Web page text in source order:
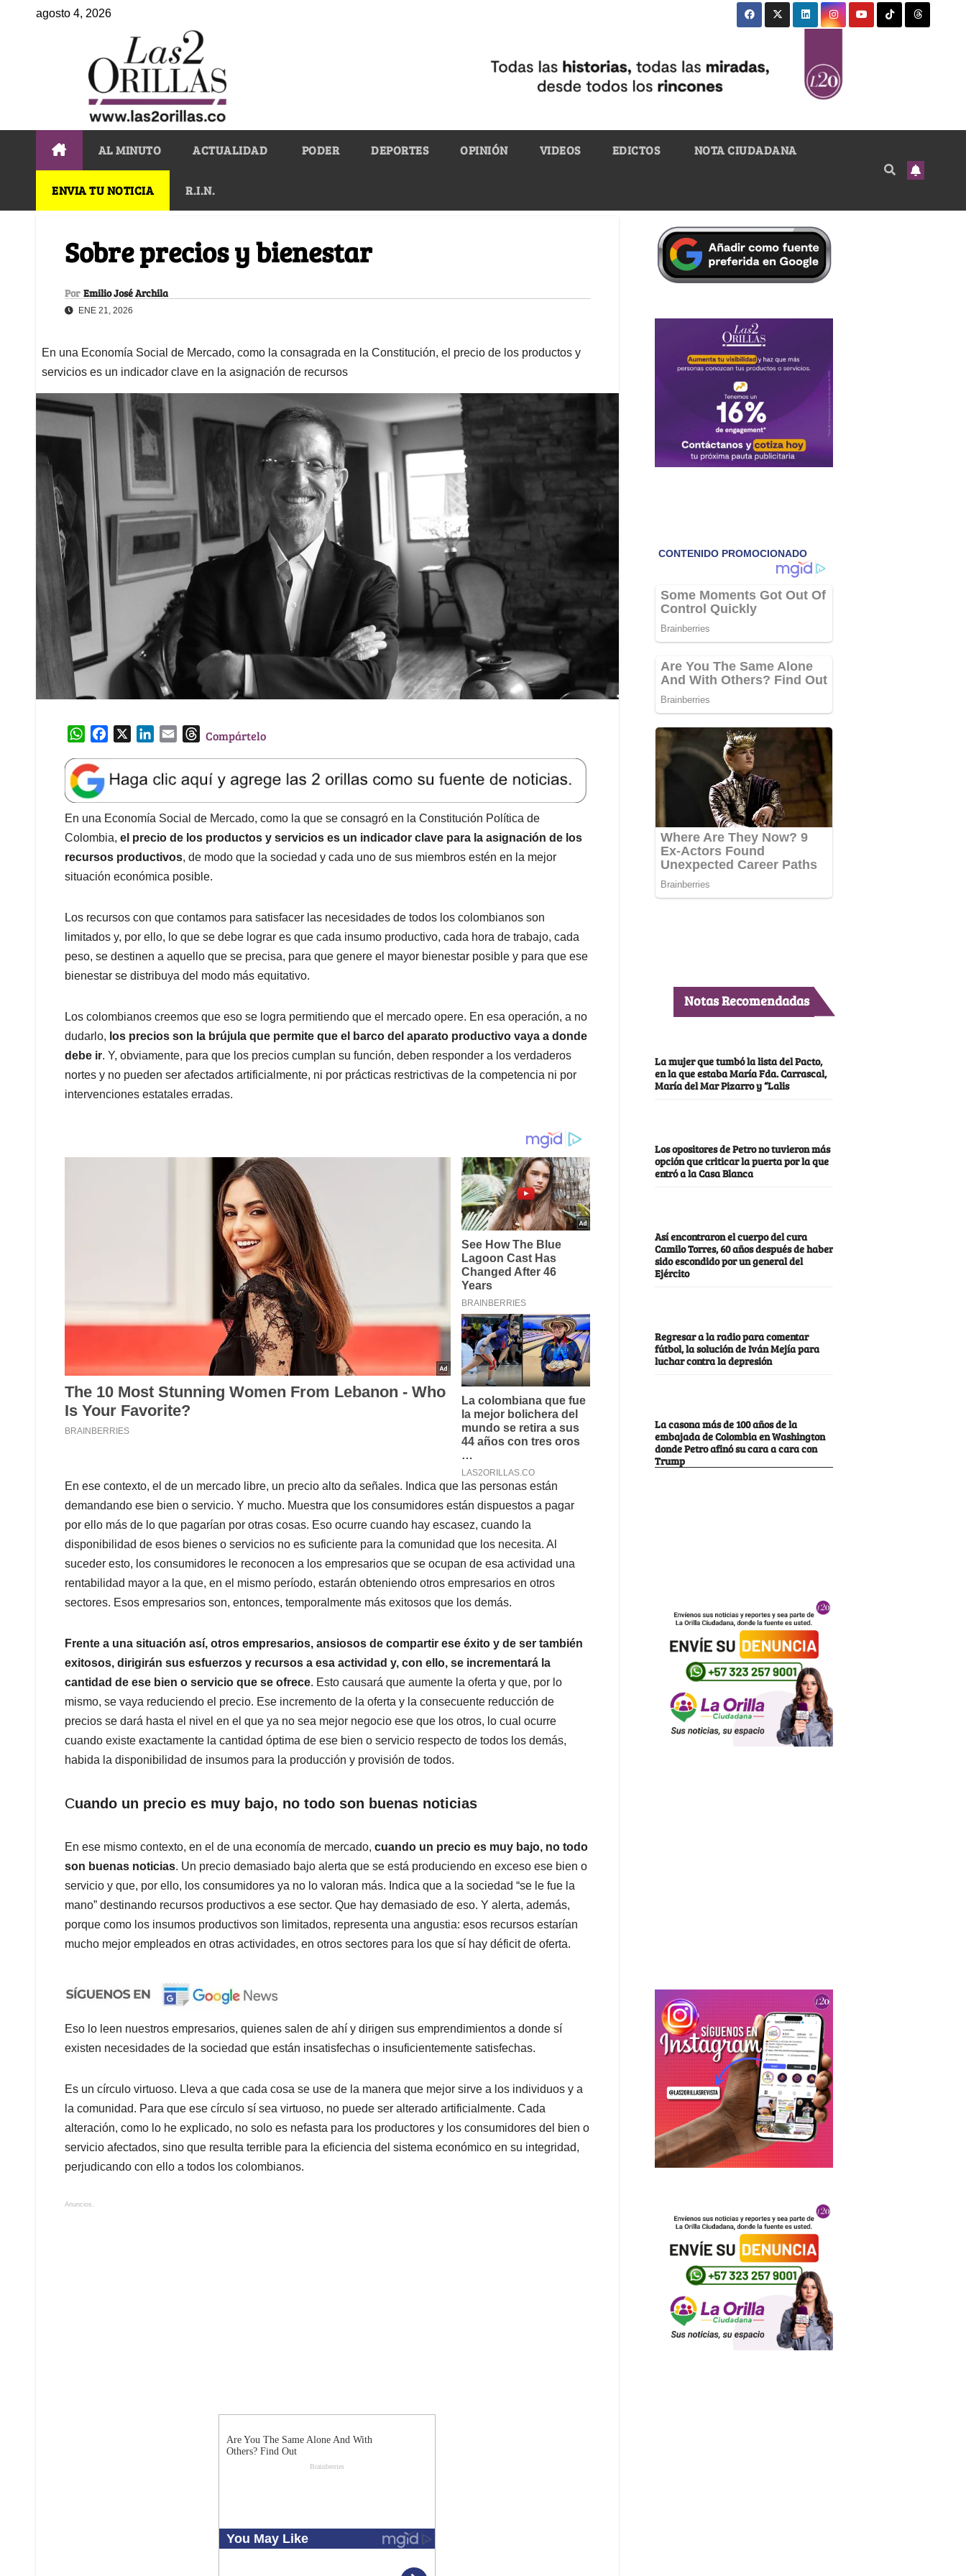
agosto 4, 2026
AL MINUTO ACTUALIDAD PODER DEPORTES OPINIÓN VIDEOS EDICTOS NOTA CIUDADANA
ENVIA TU NOTICIA R.I.N.
Sobre precios y bienestar
Por Emilio José Archila
ENE 21, 2026
En una Economía Social de Mercado, como la consagrada en la Constitución, el precio de los productos y
servicios es un indicador clave en la asignación de recursos
W
a
t
s
A
p
p
e
b
o
o
k
k
e
d
I
n
l
T
e
a
d
s
Compártelo
En una Economía Social de Mercado, como la que se consagró en la Constitución Política de
Colombia, el precio de los productos y servicios es un indicador clave para la asignación de los
recursos productivos, de modo que la sociedad y cada uno de sus miembros estén en la mejor
situación económica posible.
Los recursos con que contamos para satisfacer las necesidades de todos los colombianos son
limitados y, por ello, lo que se debe lograr es que cada insumo productivo, cada hora de trabajo, cada
peso, se destinen a aquello que se precisa, para que genere el mayor bienestar posible y para que ese
bienestar se distribuya del modo más equitativo.
Los colombianos creemos que eso se logra permitiendo que el mercado opere. En esa operación, a no
dudarlo, los precios son la brújula que permite que el barco del aparato productivo vaya a donde
debe ir. Y, obviamente, para que los precios cumplan su función, deben responder a los verdaderos
nortes y no pueden ser afectados artificialmente, ni por prácticas restrictivas de la competencia ni por
intervenciones estatales erradas.
En ese contexto, el de un mercado libre, un precio alto da señales. Indica que las personas están
demandando ese bien o servicio. Y mucho. Muestra que los consumidores están dispuestos a pagar
por ello más de lo que pagarían por otras cosas. Eso ocurre cuando hay escasez, cuando la
disponibilidad de esos bienes o servicios no es suficiente para la comunidad que los necesita. Al
suceder esto, los consumidores le reconocen a los empresarios que se ocupan de esa actividad una
rentabilidad mayor a la que, en el mismo período, estarán obteniendo otros empresarios en otros
sectores. Esos empresarios son, entonces, temporalmente más exitosos que los demás.
Frente a una situación así, otros empresarios, ansiosos de compartir ese éxito y de ser también
exitosos, dirigirán sus esfuerzos y recursos a esa actividad y, con ello, se incrementará la
cantidad de ese bien o servicio que se ofrece. Esto causará que aumente la oferta y que, por lo
mismo, se vaya reduciendo el precio. Ese incremento de la oferta y la consecuente reducción de
precios se dará hasta el nivel en el que ya no sea mejor negocio ese que los otros, lo cual ocurre
cuando existe exactamente la cantidad óptima de ese bien o servicio respecto de todos los demás,
habida la disponibilidad de insumos para la producción y provisión de todos.
Cuando un precio es muy bajo, no todo son buenas noticias
En ese mismo contexto, en el de una economía de mercado, cuando un precio es muy bajo, no todo
son buenas noticias. Un precio demasiado bajo alerta que se está produciendo en exceso ese bien o
servicio y que, por ello, los consumidores ya no lo valoran más. Indica que a la sociedad “se le fue la
mano” destinando recursos productivos a ese sector. Que hay demasiado de eso. Y alerta, además,
porque como los insumos productivos son limitados, representa una angustia: esos recursos estarían
mucho mejor empleados en otras actividades, en otros sectores para los que sí hay déficit de oferta.
Eso lo leen nuestros empresarios, quienes salen de ahí y dirigen sus emprendimientos a donde sí
existen necesidades de la sociedad que están insatisfechas o insuficientemente satisfechas.
Es un círculo virtuoso. Lleva a que cada cosa se use de la manera que mejor sirve a los individuos y a
la comunidad. Para que ese círculo sí sea virtuoso, no puede ser alterado artificialmente. Cada
alteración, como lo he explicado, no solo es nefasta para los productores y los consumidores del bien o
servicio afectados, sino que resulta terrible para la eficiencia del sistema económico en su integridad,
perjudicando con ello a todos los colombianos.
Anuncios.
Notas Recomendadas
La mujer que tumbó la lista del Pacto,
en la que estaba María Fda. Carrascal,
María del Mar Pizarro y “Lalis
Los opositores de Petro no tuvieron más
opción que criticar la puerta por la que
entró a la Casa Blanca
Así encontraron el cuerpo del cura
Camilo Torres, 60 años después de haber
sido escondido por un general del
Ejército
Regresar a la radio para comentar
fútbol, la solución de Iván Mejía para
luchar contra la depresión
La casona más de 100 años de la
embajada de Colombia en Washington
donde Petro afinó su cara a cara con
Trump